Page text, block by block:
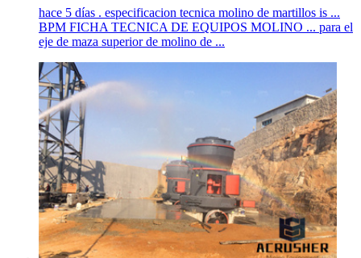
hace 5 días . especificacion tecnica molino de martillos is ...
BPM FICHA TECNICA DE EQUIPOS MOLINO ... para el
eje de maza superior de molino de ...